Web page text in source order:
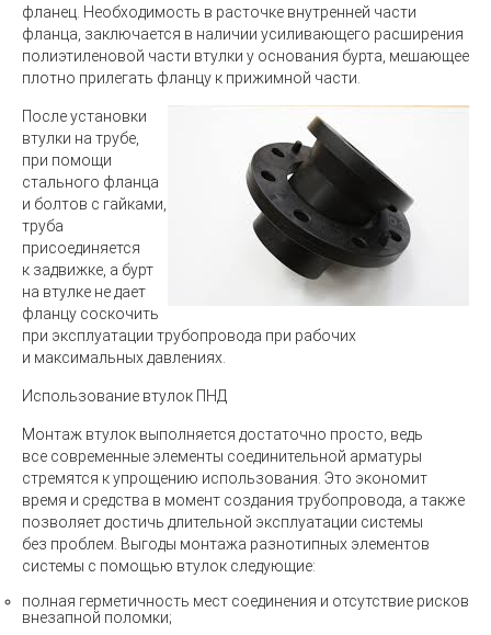
фланец. Необходимость в расточке внутренней части
фланца, заключается в наличии усиливающего расширения
полиэтиленовой части втулки у основания бурта, мешающее
плотно прилегать фланцу к прижимной части.
После установки
втулки на трубе,
при помощи
стального фланца
и болтов с гайками,
труба
присоединяется
к задвижке, а бурт
на втулке не дает
фланцу соскочить
при эксплуатации трубопровода при рабочих
и максимальных давлениях.
Использование втулок ПНД
Монтаж втулок выполняется достаточно просто, ведь
все современные элементы соединительной арматуры
стремятся к упрощению использования. Это экономит
время и средства в момент создания трубопровода, а также
позволяет достичь длительной эксплуатации системы
без проблем. Выгоды монтажа разнотипных элементов
системы с помощью втулок следующие:
полная герметичность мест соединения и отсутствие рисков
внезапной поломки;